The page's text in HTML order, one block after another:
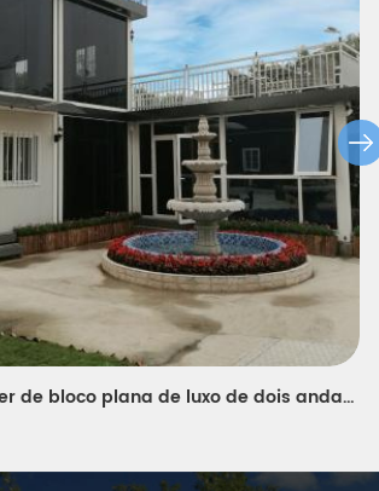
casa de contêiner de bloco plana de luxo de dois andares para casa e escritório